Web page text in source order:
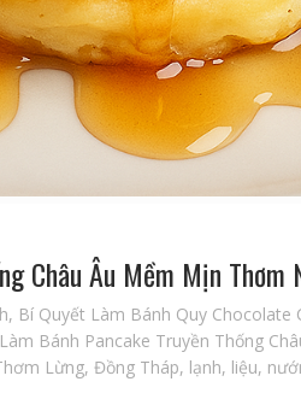
Châu Âu Mềm Mịn Thơm
, Bí Quyết Làm Bánh Quy
Bánh Pancake Truyền Thống
Lừng, Đồng Tháp, lạnh, liệu,